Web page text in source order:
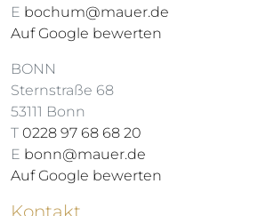
E bochum@mauer.de
Auf Google bewerten
BONN
Sternstraße 68
53111 Bonn
T 0228 97 68 68 20
E bonn@mauer.de
Auf Google bewerten
Kontakt